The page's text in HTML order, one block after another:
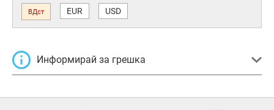
ВДст EUR USD
Информирай за грешка